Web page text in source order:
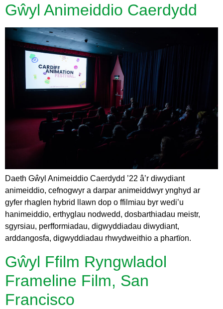
Gŵyl Animeiddio Caerdydd
Daeth Gŵyl Animeiddio Caerdydd ’22 â’r diwydiant
animeiddio, cefnogwyr a darpar animeiddwyr ynghyd ar
gyfer rhaglen hybrid llawn dop o ffilmiau byr wedi’u
hanimeiddio, erthyglau nodwedd, dosbarthiadau meistr,
sgyrsiau, perfformiadau, digwyddiadau diwydiant,
arddangosfa, digwyddiadau rhwydweithio a phartïon.
Gŵyl Ffilm Ryngwladol
Frameline Film, San
Francisco